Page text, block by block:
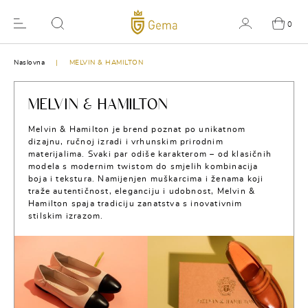
0
Naslovna MELVIN & HAMILTON
MELVIN & HAMILTON
Melvin & Hamilton je brend poznat po unikatnom
dizajnu, ručnoj izradi i vrhunskim prirodnim
materijalima. Svaki par odiše karakterom – od klasičnih
modela s modernim twistom do smjelih kombinacija
boja i tekstura. Namijenjen muškarcima i ženama koji
traže autentičnost, eleganciju i udobnost, Melvin &
Hamilton spaja tradiciju zanatstva s inovativnim
stilskim izrazom.